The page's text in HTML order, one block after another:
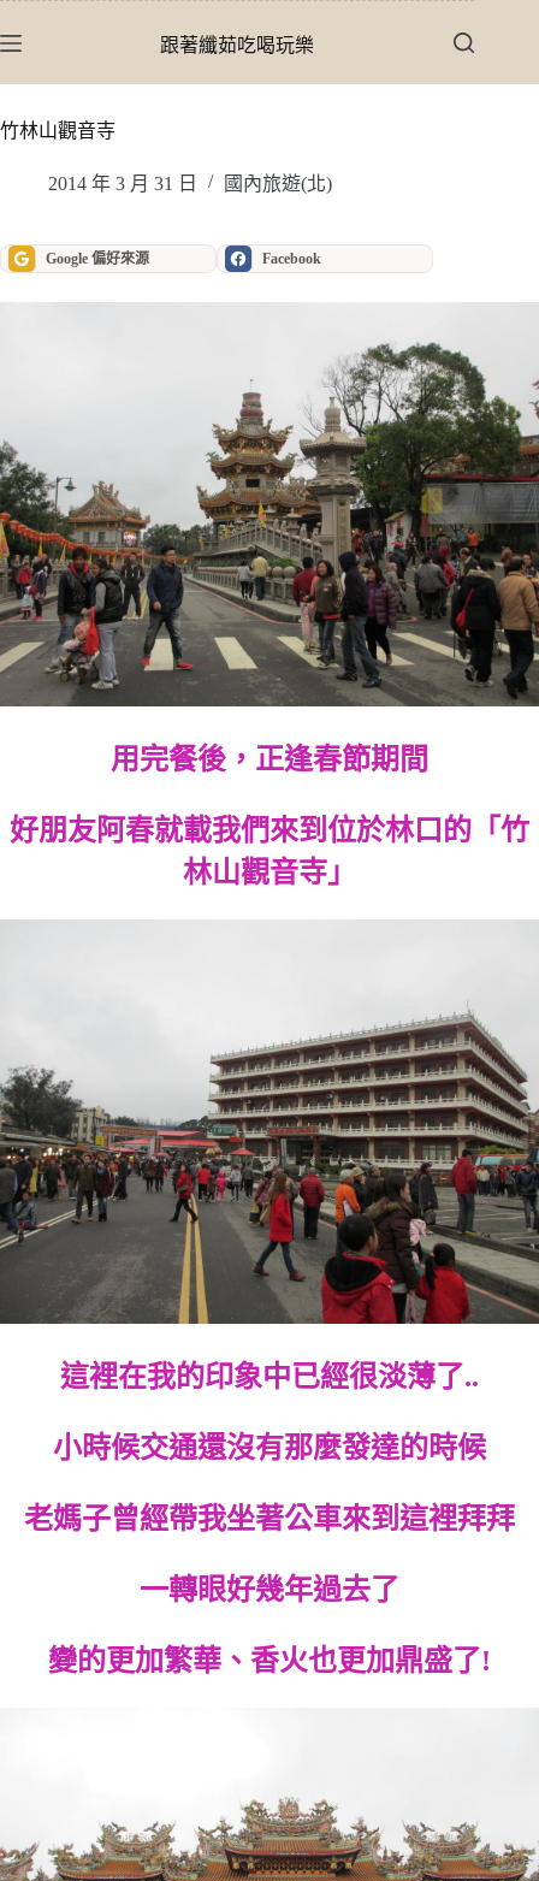
至
內
跟著纖茹吃喝玩樂
竹林山觀音寺
2014 年 3 月 31 日 國內旅遊(北)
Google 偏好來源 Facebook
用完餐後，正逢春節期間
好朋友阿春就載我們來到位於林口的「竹
林山觀音寺」
這裡在我的印象中已經很淡薄了..
小時候交通還沒有那麼發達的時候
老媽子曾經帶我坐著公車來到這裡拜拜
一轉眼好幾年過去了
變的更加繁華、香火也更加鼎盛了!